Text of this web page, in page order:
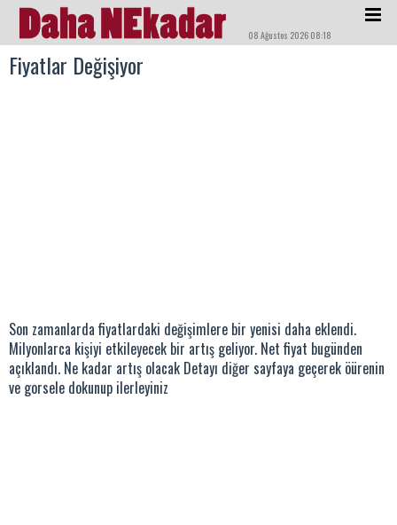
08 Ağustos 2026 08:18
Fiyatlar Değişiyor
Son zamanlarda fiyatlardaki değişimlere bir yenisi daha eklendi.
Milyonlarca kişiyi etkileyecek bir artış geliyor. Net fiyat bugünden
açıklandı. Ne kadar artış olacak Detayı diğer sayfaya geçerek öürenin
ve gorsele dokunup ilerleyiniz